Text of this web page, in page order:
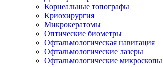
Корнеальные топографы
Криохирургия
Микрокератомы
Оптические биометры
Офтальмологическая навигация
Офтальмологические лазеры
Офтальмологические микроскопы